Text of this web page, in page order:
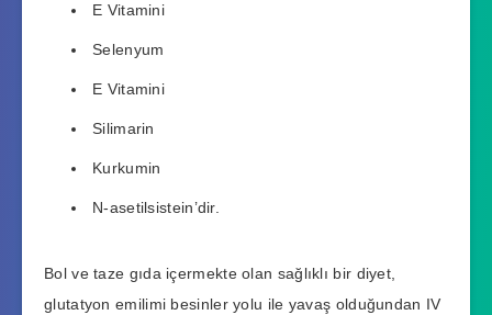
E Vitamini
Selenyum
E Vitamini
Silimarin
Kurkumin
N-asetilsistein’dir.
Bol ve taze gıda içermekte olan sağlıklı bir diyet,
glutatyon emilimi besinler yolu ile yavaş olduğundan IV